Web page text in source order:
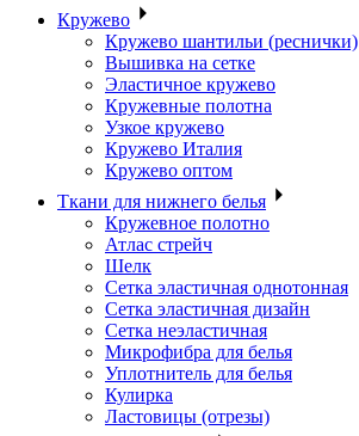
Кружево
Кружево шантильи (реснички)
Вышивка на сетке
Эластичное кружево
Кружевные полотна
Узкое кружево
Кружево Италия
Кружево оптом
Ткани для нижнего белья
Кружевное полотно
Атлас стрейч
Шелк
Сетка эластичная однотонная
Сетка эластичная дизайн
Сетка неэластичная
Микрофибра для белья
Уплотнитель для белья
Кулирка
Ластовицы (отрезы)